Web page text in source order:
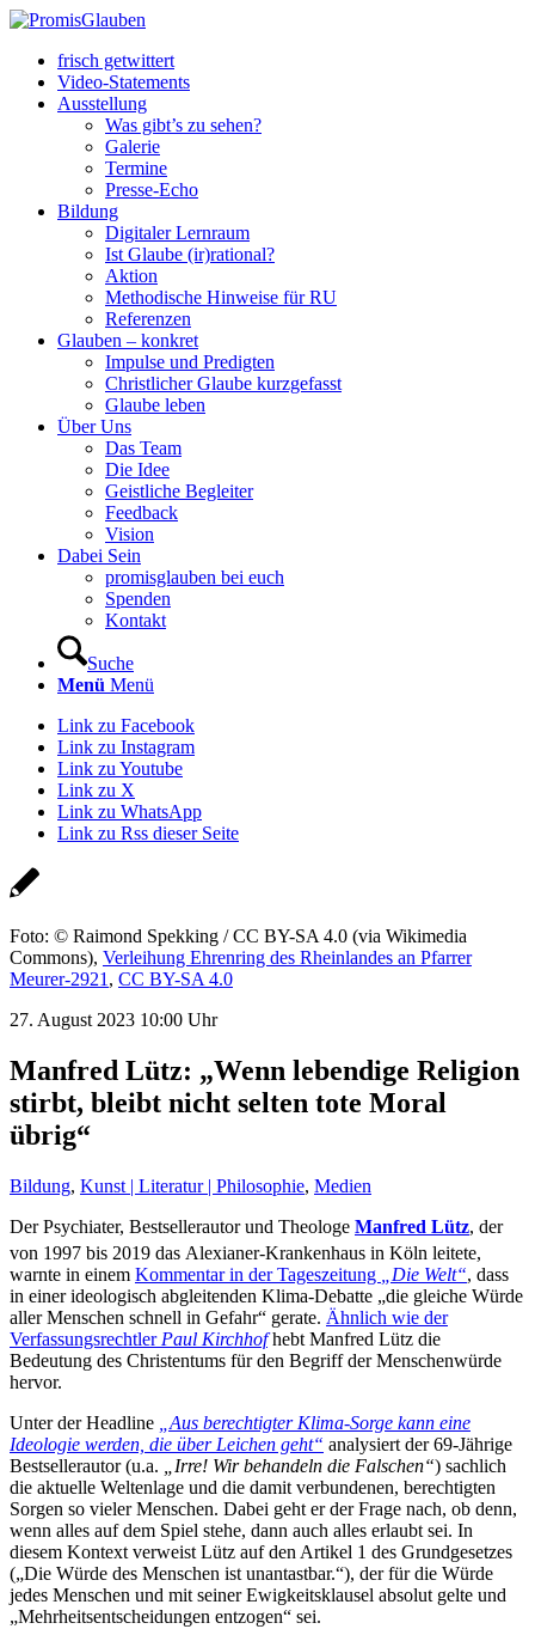
frisch getwittert
Video-Statements
Ausstellung
Was gibt’s zu sehen?
Galerie
Termine
Presse-Echo
Bildung
Digitaler Lernraum
Ist Glaube (ir)rational?
Aktion
Methodische Hinweise für RU
Referenzen
Glauben – konkret
Impulse und Predigten
Christlicher Glaube kurzgefasst
Glaube leben
Über Uns
Das Team
Die Idee
Geistliche Begleiter
Feedback
Vision
Dabei Sein
promisglauben bei euch
Spenden
Kontakt
Suche
Menü Menü
Link zu Facebook
Link zu Instagram
Link zu Youtube
Link zu X
Link zu WhatsApp
Link zu Rss dieser Seite
Foto: © Raimond Spekking / CC BY-SA 4.0 (via Wikimedia
Commons), Verleihung Ehrenring des Rheinlandes an Pfarrer
Meurer-2921 , CC BY-SA 4.0
27. August 2023 10:00 Uhr
Manfred Lütz: „Wenn lebendige Religion
stirbt, bleibt nicht selten tote Moral
übrig“
Bildung, Kunst | Literatur | Philosophie, Medien
Der Psychiater, Bestsellerautor und Theologe Manfred Lütz, der
von 1997 bis 2019 das Alexianer-Krankenhaus in Köln leitete,
warnte in einem Kommentar in der Tageszeitung „Die Welt“, dass
in einer ideologisch abgleitenden Klima-Debatte „die gleiche Würde
aller Menschen schnell in Gefahr“ gerate. Ähnlich wie der
Verfassungsrechtler Paul Kirchhofhebt Manfred Lütz die
Bedeutung des Christentums für den Begriff der Menschenwürde
hervor.
Unter der Headline
„Aus berechtigter Klima-Sorge kann eine
Ideologie werden, die über Leichen geht“ analysiert der 69-Jährige
Bestsellerautor (u.a.
„Irre! Wir behandeln die Falschen“) sachlich
die aktuelle Weltenlage und die damit verbundenen, berechtigten
Sorgen so vieler Menschen. Dabei geht er der Frage nach, ob denn,
wenn alles auf dem Spiel stehe, dann auch alles erlaubt sei. In
diesem Kontext verweist Lütz auf den Artikel 1 des Grundgesetzes
(„Die Würde des Menschen ist unantastbar.“), der für die Würde
jedes Menschen und mit seiner Ewigkeitsklausel absolut gelte und
„Mehrheitsentscheidungen entzogen“ sei.